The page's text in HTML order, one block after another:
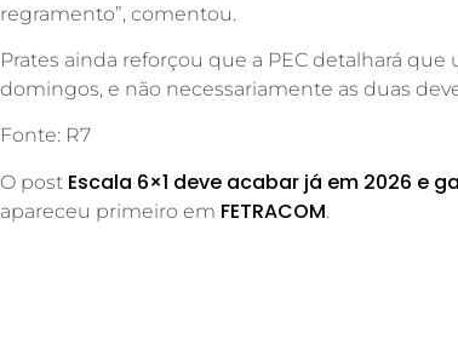
regramento”, comentou.
Prates ainda reforçou que a PEC detalhará
domingos, e não necessariamente as duas
Fonte: R7
O post Escala 6×1 deve acabar já em 2026 e
apareceu primeiro em FETRACOM.